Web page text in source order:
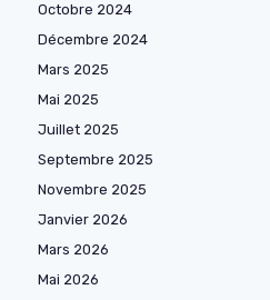
Octobre 2024
Décembre 2024
Mars 2025
Mai 2025
Juillet 2025
Septembre 2025
Novembre 2025
Janvier 2026
Mars 2026
Mai 2026